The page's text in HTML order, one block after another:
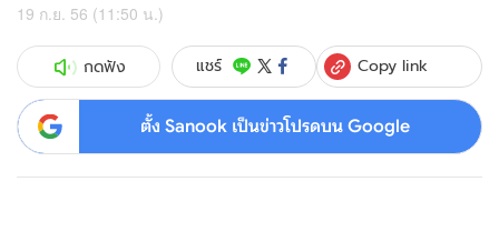
19 ก.ย. 56 (11:50 น.)
กดฟัง แชร์ Copy link
ตั้ง Sanook เป็นข่าวโปรดบน Google